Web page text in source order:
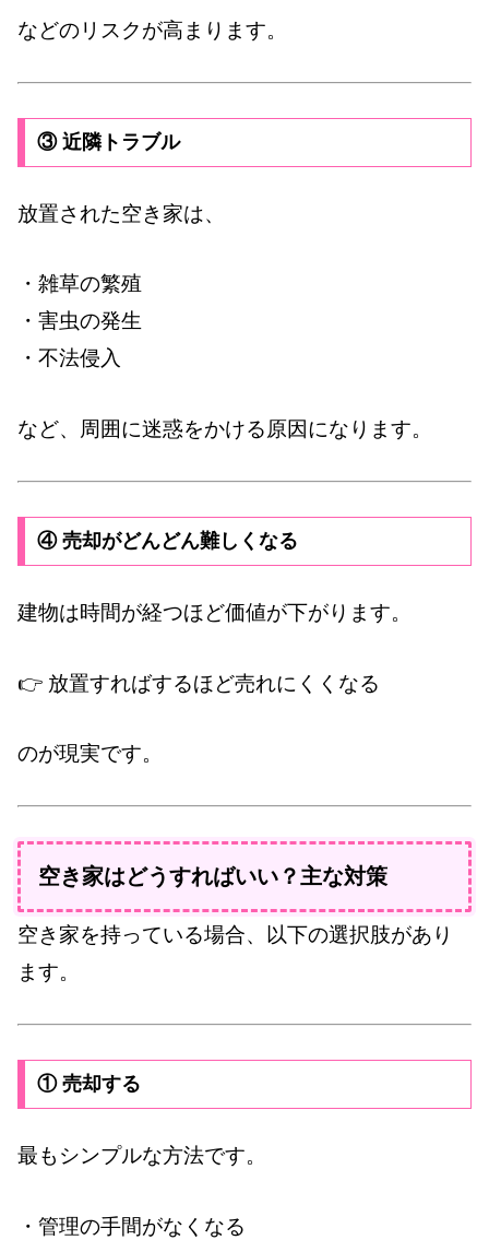
などのリスクが高まります。
③ 近隣トラブル
放置された空き家は、
・雑草の繁殖
・害虫の発生
・不法侵入
など、周囲に迷惑をかける原因になります。
④ 売却がどんどん難しくなる
建物は時間が経つほど価値が下がります。
👉 放置すればするほど売れにくくなる
のが現実です。
空き家はどうすればいい？主な対策
空き家を持っている場合、以下の選択肢があり
ます。
① 売却する
最もシンプルな方法です。
・管理の手間がなくなる